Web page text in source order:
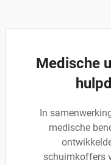
Medische
In
medische
schuimkoffers